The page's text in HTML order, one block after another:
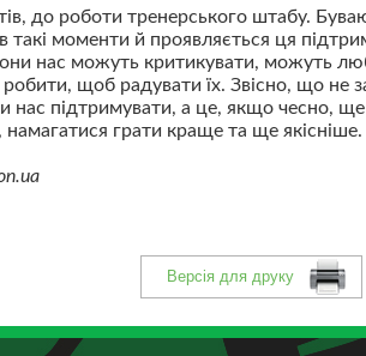
до роботи тренерського штабу.
в такі моменти й проявляється ця
нас можуть критикувати, можуть
щоб радувати їх. Звісно, що не
нас підтримувати, а це, якщо чесно,
грати краще та ще якісніше.